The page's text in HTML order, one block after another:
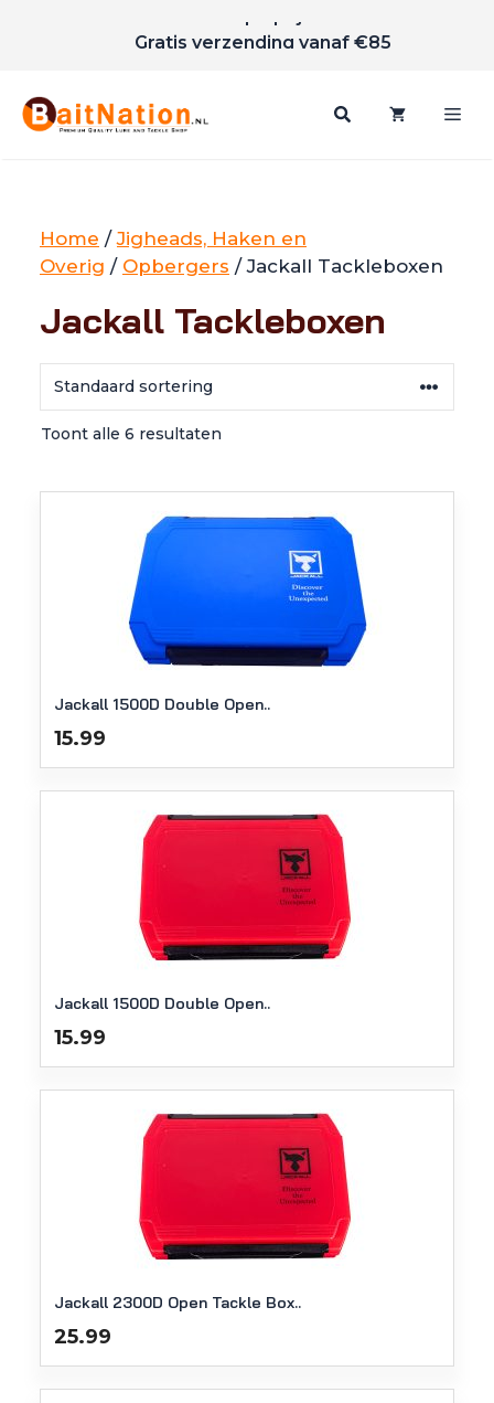
inhoud
Scherpe prijzen
Home /Jigheads, Haken en
Overig / Opbergers / Jackall Tackleboxen
Jackall Tackleboxen
Toont alle 6 resultaten
Jackall 1500D Double Open..
15.99
Jackall 1500D Double Open..
15.99
Jackall 2300D Open Tackle Box..
25.99